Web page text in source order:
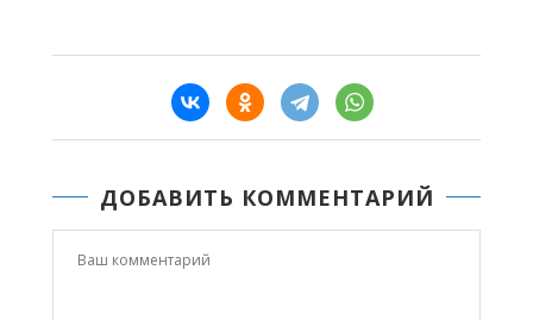
ДОБАВИТЬ КОММЕНТАРИЙ